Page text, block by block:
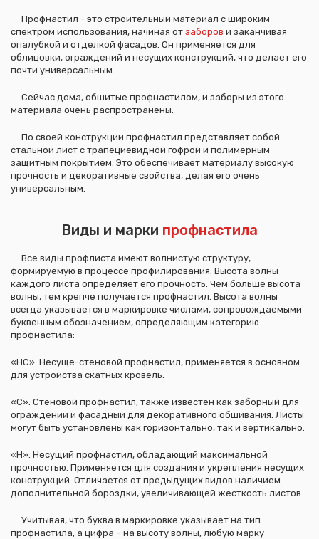
Профнастил - это строительный материал с широким
спектром использования, начиная от заборов и заканчивая
опалубкой и отделкой фасадов. Он применяется для
облицовки, ограждений и несущих конструкций, что делает его
почти универсальным.
Сейчас дома, обшитые профнастилом, и заборы из этого
материала очень распространены.
По своей конструкции профнастил представляет собой
стальной лист с трапециевидной гофрой и полимерным
защитным покрытием. Это обеспечивает материалу высокую
прочность и декоративные свойства, делая его очень
универсальным.
Виды и марки профнастила
Все виды профлиста имеют волнистую структуру,
формируемую в процессе профилирования. Высота волны
каждого листа определяет его прочность. Чем больше высота
волны, тем крепче получается профнастил. Высота волны
всегда указывается в маркировке числами, сопровождаемыми
буквенным обозначением, определяющим категорию
профнастила:
«НС». Несуще-стеновой профнастил, применяется в основном
для устройства скатных кровель.
«С». Стеновой профнастил, также известен как заборный для
ограждений и фасадный для декоративного обшивания. Листы
могут быть установлены как горизонтально, так и вертикально.
«Н». Несущий профнастил, обладающий максимальной
прочностью. Применяется для создания и укрепления несущих
конструкций. Отличается от предыдущих видов наличием
дополнительной бороздки, увеличивающей жесткость листов.
Учитывая, что буква в маркировке указывает на тип
профнастила, а цифра – на высоту волны, любую марку